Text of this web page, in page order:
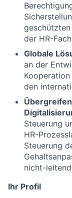
der HR-
Globale
an der
den
Steuerung
HR-
Steuerung
nicht-
Ihr Profil